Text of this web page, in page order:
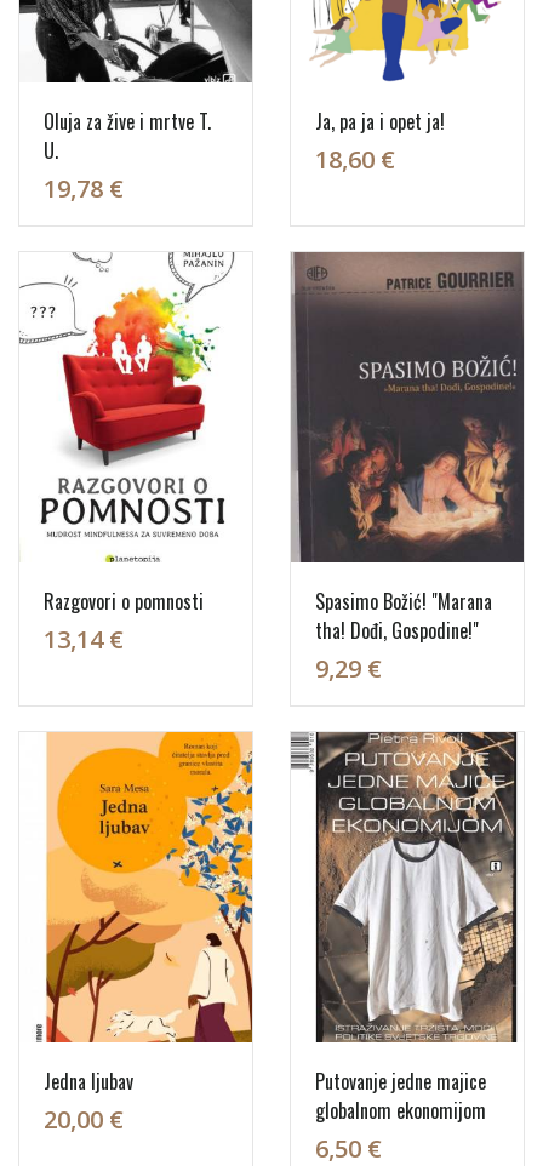
Oluja za žive i mrtve T.
U.
19,78 €
Ja, pa ja i opet ja!
18,60 €
Razgovori o pomnosti
13,14 €
Spasimo Božić! "Marana
tha! Dođi, Gospodine!"
9,29 €
Jedna ljubav
20,00 €
Putovanje jedne majice
globalnom ekonomijom
6,50 €